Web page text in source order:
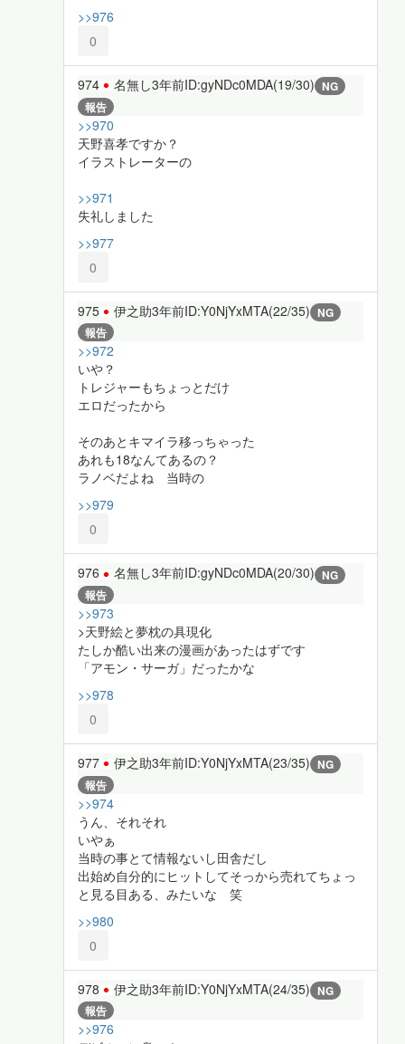
>>976
0
974 名無し3年前ID:gyNDc0MDA(19/30) NG
報告
>>970
天野喜孝ですか？
イラストレーターの
>>971
失礼しました
>>977
0
975 伊之助3年前ID:Y0NjYxMTA(22/35) NG
報告
>>972
いや？
トレジャーもちょっとだけ
エロだったから
そのあとキマイラ移っちゃった
あれも18なんてあるの？
ラノベだよね 当時の
>>979
0
976 名無し3年前ID:gyNDc0MDA(20/30) NG
報告
>>973
>天野絵と夢枕の具現化
たしか酷い出来の漫画があったはずです
「アモン・サーガ」だったかな
>>978
0
977 伊之助3年前ID:Y0NjYxMTA(23/35) NG
報告
>>974
うん、それそれ
いやぁ
当時の事とて情報ないし田舎だし
出始め自分的にヒットしてそっから売れてちょっ
と見る目ある、みたいな 笑
>>980
0
978 伊之助3年前ID:Y0NjYxMTA(24/35) NG
報告
>>976